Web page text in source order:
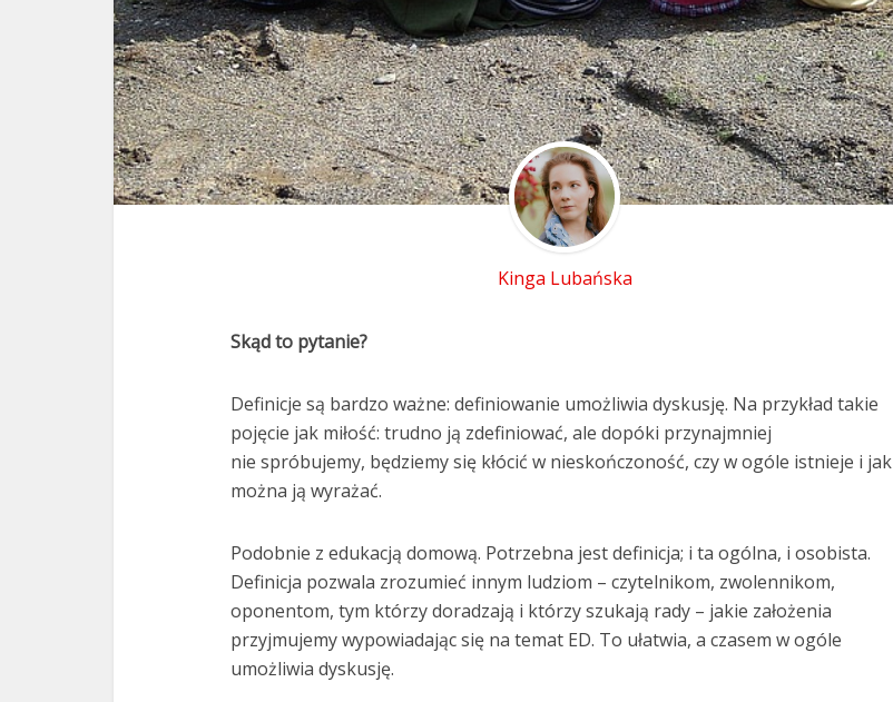
Kinga Lubańska
Skąd to pytanie?
Definicje są bardzo ważne: definiowanie umożliwia dyskusję. Na przykład takie
pojęcie jak miłość: trudno ją zdefiniować, ale dopóki przynajmniej
nie spróbujemy, będziemy się kłócić w nieskończoność, czy w ogóle istnieje i jak
można ją wyrażać.
Podobnie z edukacją domową. Potrzebna jest definicja; i ta ogólna, i osobista.
Definicja pozwala zrozumieć innym ludziom – czytelnikom, zwolennikom,
oponentom, tym którzy doradzają i którzy szukają rady – jakie założenia
przyjmujemy wypowiadając się na temat ED. To ułatwia, a czasem w ogóle
umożliwia dyskusję.